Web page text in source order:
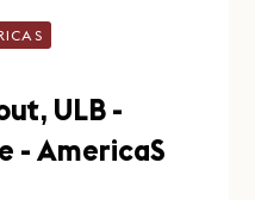
ULB -
- AmericaS